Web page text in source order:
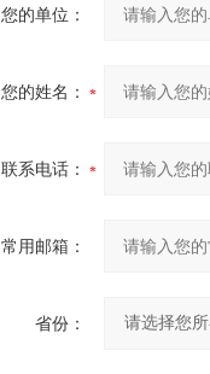
您的单位：
您的姓名：
联系电话：
常用邮箱：
省份：